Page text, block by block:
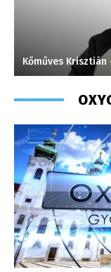
– programozó,